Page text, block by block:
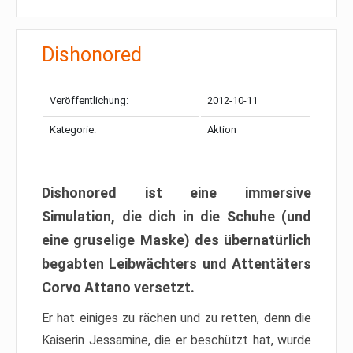
Dishonored
Veröffentlichung: 2012-10-11
Kategorie: Aktion
Dishonored ist eine immersive
Simulation, die dich in die Schuhe (und
eine gruselige Maske) des übernatürlich
begabten Leibwächters und Attentäters
Corvo Attano versetzt.
Er hat einiges zu rächen und zu retten, denn die
Kaiserin Jessamine, die er beschützt hat, wurde